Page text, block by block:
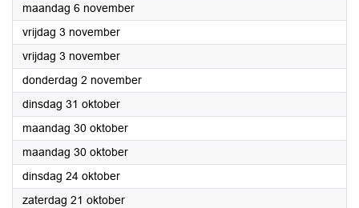
maandag 6 november2023
vrijdag 3 november2023
vrijdag 3 november2023
donderdag 2 november2023
dinsdag 31 oktober2023
maandag 30 oktober2023
maandag 30 oktober2023
dinsdag 24 oktober2023
zaterdag 21 oktober2023